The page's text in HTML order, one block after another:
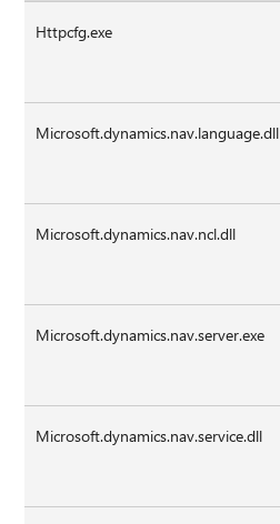
Httpcfg.exe
Microsoft.dynamics.nav.language.dll
Microsoft.dynamics.nav.ncl.dll
Microsoft.dynamics.nav.server.exe
Microsoft.dynamics.nav.service.dll